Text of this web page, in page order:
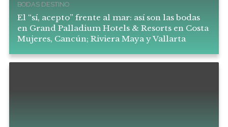
BODAS DESTINO
El “sí, acepto” frente al mar: así son las bodas
en Grand Palladium Hotels & Resorts en Costa
Mujeres, Cancún; Riviera Maya y Vallarta